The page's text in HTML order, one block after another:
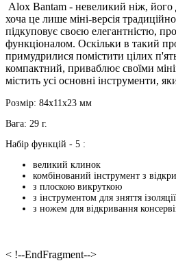
Alox Bantam - невеликий ніж,
хоча це лише міні-версія
підкуповує своєю елегантністю,
функціоналом. Оскільки в такий
примудрилися помістити цілих
компактний, приваблює своїми
містить усі основні інструменти,
Розмір: 84x11x23 мм
Вага: 29 г.
Набір функцій - 5 :
великий клинок
комбінований інструмент з
з плоскою викруткою
з інструментом для зняття ізоляції
з ножем для відкривання
< !--EndFragment-->